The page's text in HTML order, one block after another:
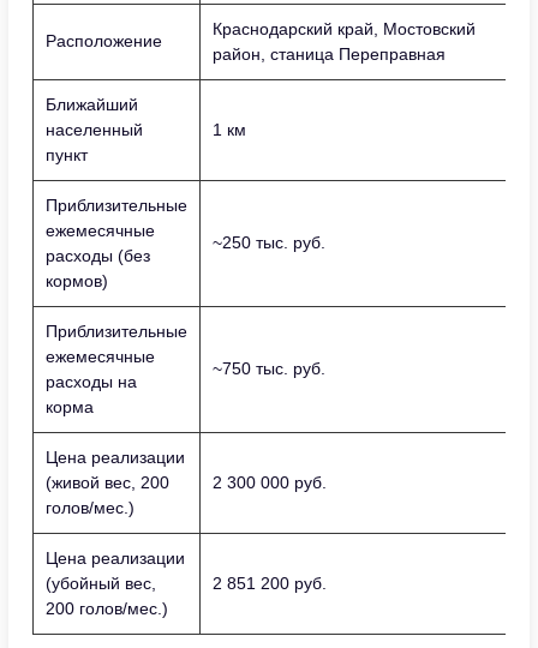
Расположение
Краснодарский край, Мостовский
район, станица Переправная
Ближайший
населенный
пункт
1 км
Приблизительные
ежемесячные
расходы (без
кормов)
~250 тыс. руб.
Приблизительные
ежемесячные
расходы на
корма
~750 тыс. руб.
Цена реализации
(живой вес, 200
голов/мес.)
2 300 000 руб.
Цена реализации
(убойный вес,
200 голов/мес.)
2 851 200 руб.